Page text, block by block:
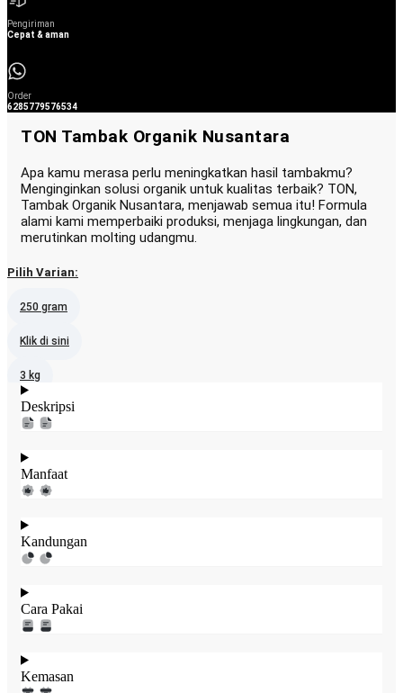
Pengiriman
Cepat & aman
Order
6285779576534
TON Tambak Organik Nusantara
Apa kamu merasa perlu meningkatkan hasil tambakmu?
Menginginkan solusi organik untuk kualitas terbaik? TON,
Tambak Organik Nusantara, menjawab semua itu! Formula
alami kami memperbaiki produksi, menjaga lingkungan, dan
merutinkan molting udangmu.
Pilih Varian:
250 gram
Klik di sini
3 kg
Deskripsi
Manfaat
Kandungan
Cara Pakai
Kemasan